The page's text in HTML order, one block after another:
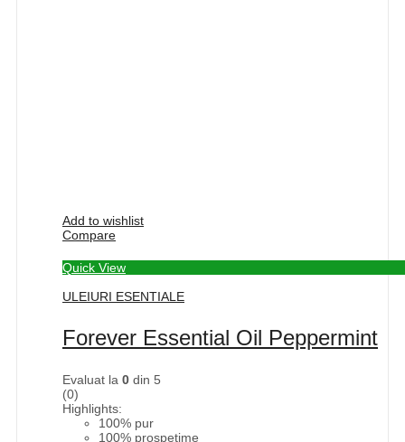
Add to wishlist
Compare
Quick View
ULEIURI ESENTIALE
Forever Essential Oil Peppermint
Evaluat la 0 din 5
(0)
Highlights:
100% pur
100% prospetime